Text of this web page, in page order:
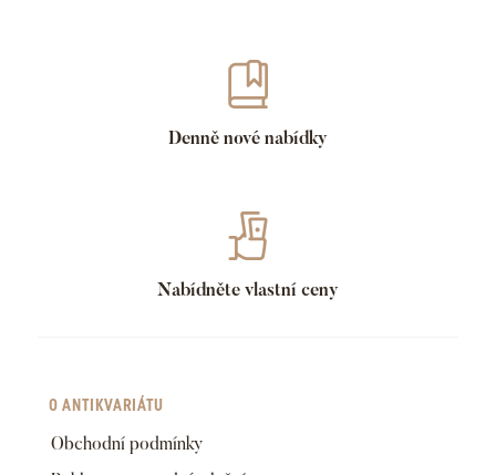
Denně nové nabídky
Nabídněte vlastní ceny
O ANTIKVARIÁTU
Obchodní podmínky